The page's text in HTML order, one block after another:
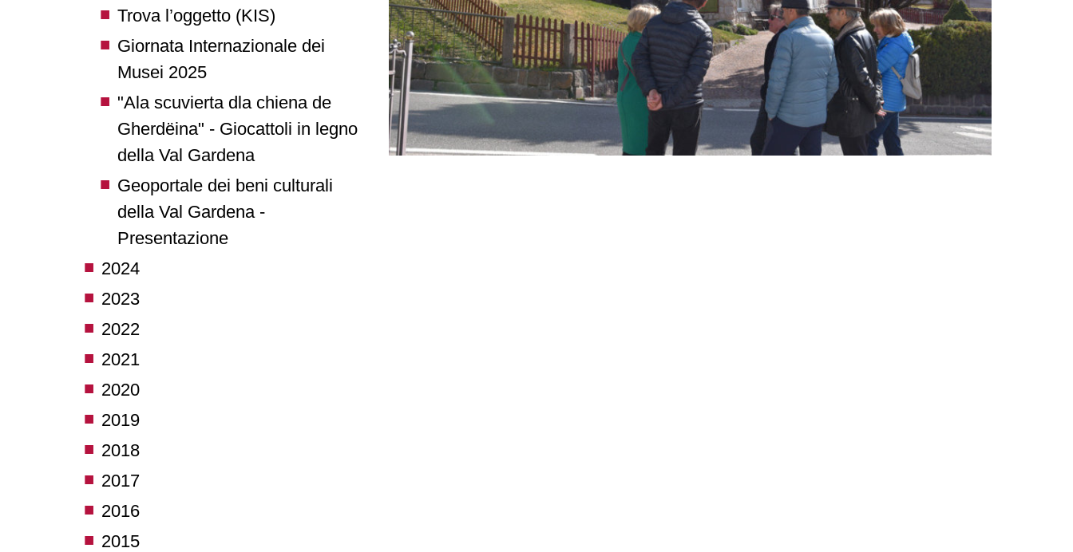
Trova l’oggetto (KIS)
Giornata Internazionale dei
Musei 2025
"Ala scuvierta dla chiena de
Gherdëina" - Giocattoli in legno
della Val Gardena
Geoportale dei beni culturali
della Val Gardena -
Presentazione
2024
2023
2022
2021
2020
2019
2018
2017
2016
2015